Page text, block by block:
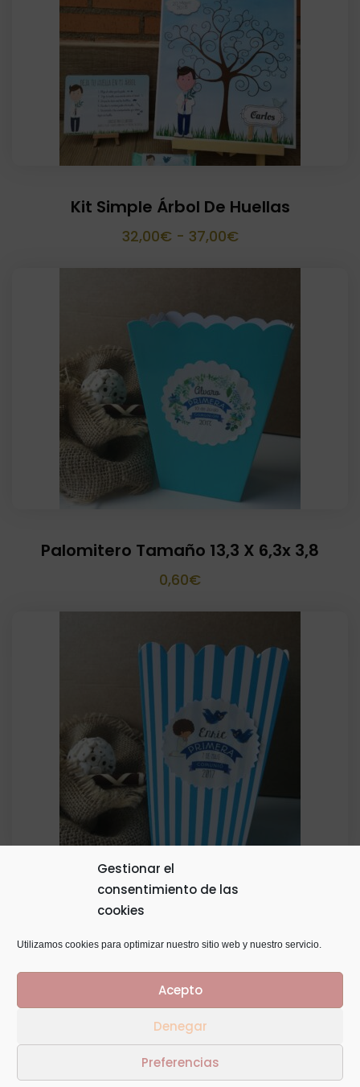
Gestionar el
consentimiento de las
cookies
Utilizamos cookies para optimizar nuestro sitio web y nuestro servicio.
Acepto
Denegar
Preferencias
Kit Simple Árbol De Huellas
32,00€ - 37,00€Rango
32,00€
37,00€
Palomitero Tamaño 13,3 X 6,3x 3,8
0,60€
Palomitero Tamaño 15 X 8,5 X 6,5
© Copyright 2014GTaracido. Todos los derechos
reservados